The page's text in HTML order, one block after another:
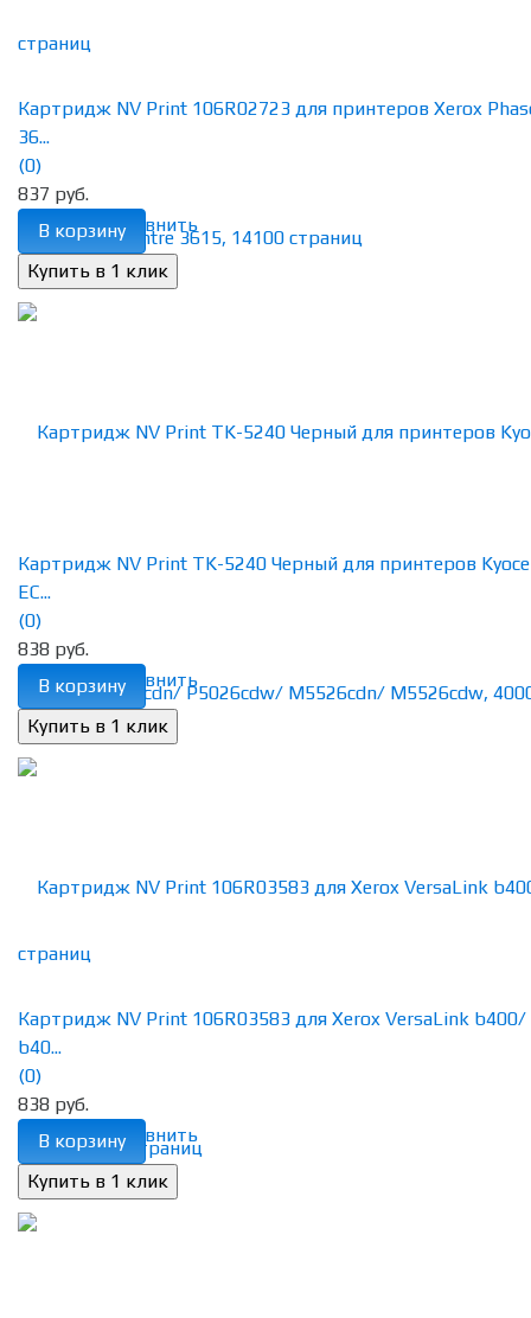
избранное сравнить
Картридж NV Print 106R02723 для принтеров Xerox
36...
(0)
837 руб.
В корзину
избранное сравнить
Картридж NV Print TK-5240 Черный для принтеров
EC...
(0)
838 руб.
В корзину
избранное сравнить
Картридж NV Print 106R03583 для Xerox VersaLink b400/
b40...
(0)
838 руб.
В корзину